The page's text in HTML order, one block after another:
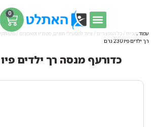
0
עמוד הבית / כל המוצרים / ציוד למפעילי חוגים, סטודיו ומאמנים / משחקי
רך ילדים פיו 230 גרם
כדורעף מנסה רך ילדים פיו 230 גרם